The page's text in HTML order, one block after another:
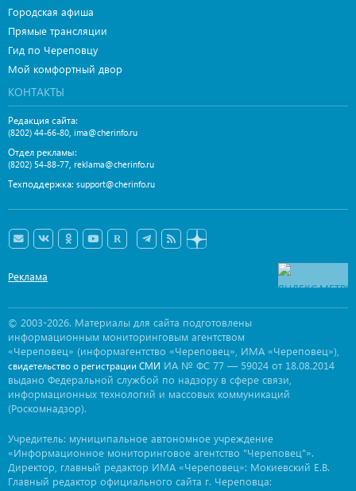
Городская афиша
Прямые трансляции
Гид по Череповцу
Мой комфортный двор
КОНТАКТЫ
Редакция сайта:
(8202) 44-66-80 ima@cherinfo.ru
Отдел рекламы:
(8202) 54-88-77 reklama@cherinfo.ru
Техподдержка: support@cherinfo.ru
Реклама
© 2003-2026. Материалы для сайта подготовлены
информационным мониторинговым агентством
«Череповец» (информагентство «Череповец», ИМА «Череповец»),
свидетельство о регистрации СМИ ИА № ФС 77 — 59024 от 18.08.2014
выдано Федеральной службой по надзору в сфере связи,
информационных технологий и массовых коммуникаций
(Роскомнадзор).
Учредитель: муниципальное автономное учреждение
«Информационное мониторинговое агентство "Череповец"».
Директор, главный редактор ИМА «Череповец»: Мокиевский Е.В.
Главный редактор официального сайта г. Череповца: